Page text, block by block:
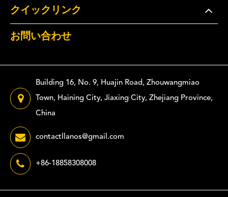
クイックリンク
お問い合わせ
Building 16, No. 9, Huajin Road, Zhouwangmiao
Town, Haining City, Jiaxing City, Zhejiang Province,
China
contactllanos@gmail.com
+86-18858308008